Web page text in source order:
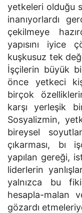
yetkeleri olduğu
inanıyorlardı
çekilmeye
yapısını iyice
kuşkusuz tek
İşçilerin büyük
önce yetkeci
birçok
karşı yerleşik
Sosyalizmin,
bireysel
çıkarması, bı
yapılan gereği,
liderlerin
yalnızca bu
hesapla-malan
gözardı